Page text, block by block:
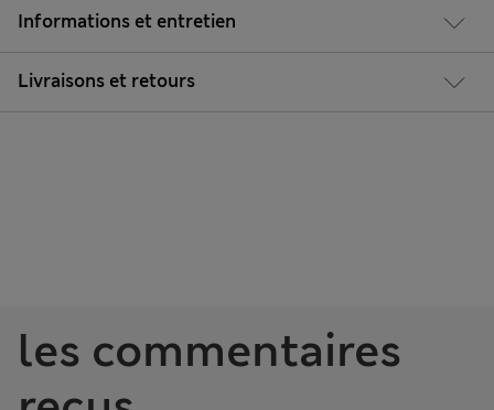
Informations et entretien
Livraisons et retours
les commentaires